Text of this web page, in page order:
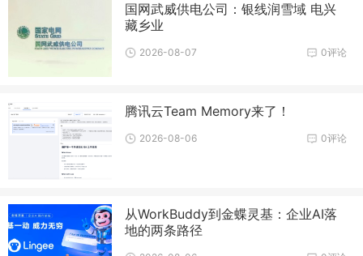
国网武威供电公司：银线润雪域 电兴
藏乡业
0评论
2026-08-07
腾讯云Team Memory来了！
0评论
2026-08-06
从WorkBuddy到金蝶灵基：企业AI落
地的两条路径